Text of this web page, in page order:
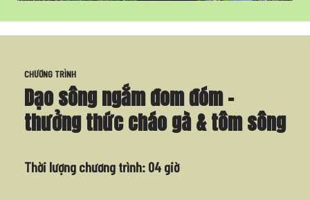
CHƯƠNG TRÌNH
Dạo sông ngắm đom đóm –
thưởng thức cháo gà & tôm sông
Thời lượng chương trình: 04 giờ